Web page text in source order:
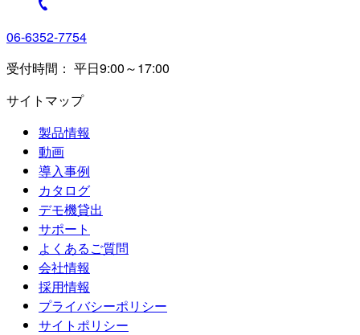
06-6352-7754
受付時間： 平日9:00～17:00
サイトマップ
製品情報
動画
導入事例
カタログ
デモ機貸出
サポート
よくあるご質問
会社情報
採用情報
プライバシーポリシー
サイトポリシー